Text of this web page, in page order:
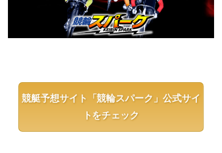
競艇予想サイト「競輪スパーク」公式サイ
トをチェック